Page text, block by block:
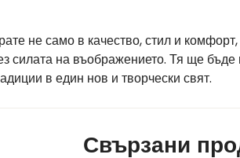
не само в качество, стил и
силата на въображението. Тя ще
в един нов и творчески свят.
Свързани